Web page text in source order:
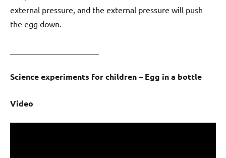
external pressure, and the external pressure will push
the egg down.
Science experiments for children – Egg in a bottle
Video